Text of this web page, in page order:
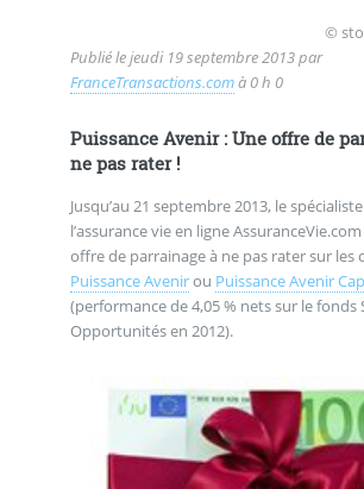
©
Publié lejeudi 19 septembre 2013par
FranceTransactions.comà 0 h 0
Puissance Avenir : Une offre de
ne pas rater !
Jusqu’au 21 septembre 2013, le
l’assurance vie en ligne
offre de parrainage à ne pas rater sur les
Puissance Avenirou Puissance Avenir
(performance de 4,05 % nets sur le fonds
Opportunités en 2012).